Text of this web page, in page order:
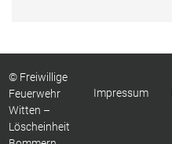
© Freiwillige
Feuerwehr
Witten –
Löscheinheit
Impressum